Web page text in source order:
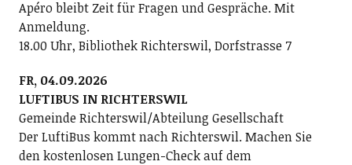
Apéro bleibt Zeit für Fragen und Gespräche. Mit
Anmeldung.
18.00 Uhr, Bibliothek Richterswil, Dorfstrasse 7
FR, 04.09.2026
LUFTIBUS IN RICHTERSWIL
Gemeinde Richterswil/Abteilung Gesellschaft
Der LuftiBus kommt nach Richterswil. Machen Sie
den kostenlosen Lungen-Check auf dem